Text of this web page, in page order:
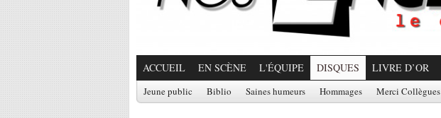
ACCUEIL EN SCÈNE L'ÉQUIPE DISQUES LIVRE D’OR
Jeune public Biblio Saines humeurs Hommages Merci Collègues